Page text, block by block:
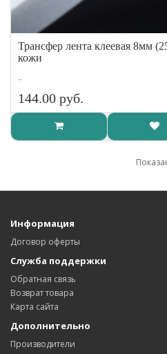
Трансфер лента клеевая 8мм
кожи
..
144.00 руб.
Информация
Договор оферты
Служба поддержки
Обратная связь
Возврат товара
Карта сайта
Дополнительно
Производители